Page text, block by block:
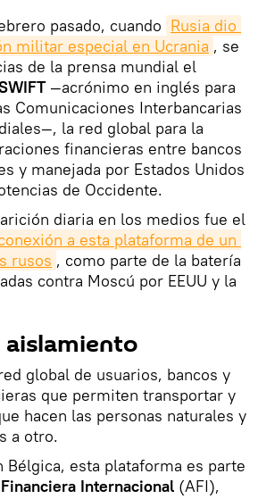
pasado, cuando Rusia dio
militar especial en Ucrania , se
de la prensa mundial el
—acrónimo en inglés para
Comunicaciones Interbancarias
la red global para la
financieras entre bancos
y manejada por Estados Unidos
de Occidente.
diaria en los medios fue el
a esta plataforma de un
rusos , como parte de la batería
contra Moscú por EEUU y la
aislamiento
global de usuarios, bancos y
que permiten transportar y
hacen las personas naturales y
a otro.
Bélgica, esta plataforma es parte
Internacional (AFI),